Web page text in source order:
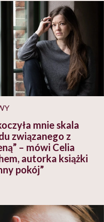
mnie skala
związanego z
– mówi Celia
autorka książki
pokój”